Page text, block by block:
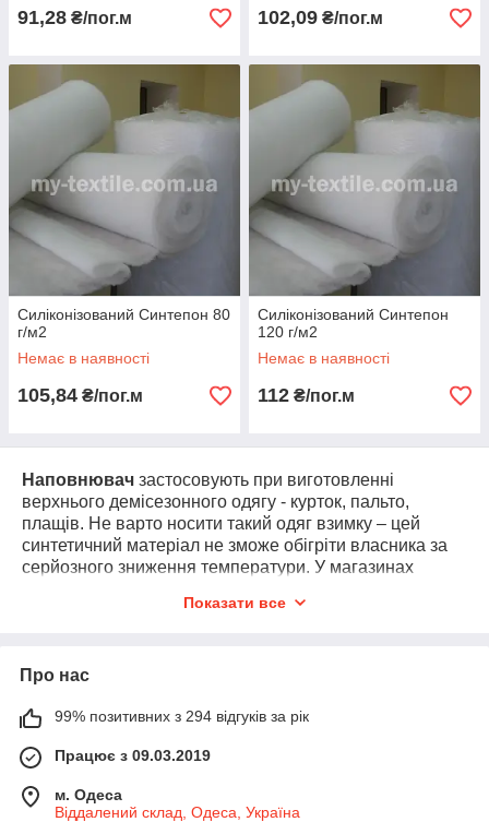
91,28 ₴/пог.м 102,09 ₴/пог.м
Силіконізований Синтепон 80
г/м2
Немає в наявності
105,84 ₴/пог.м
Силіконізований Синтепон
120 г/м2
Немає в наявності
112 ₴/пог.м
Наповнювач застосовують при виготовленні
верхнього демісезонного одягу - курток, пальто,
плащів. Не варто носити такий одяг взимку – цей
синтетичний матеріал не зможе обігріти власника за
серйозного зниження температури. У магазинах
пошиття виробів у домашніх умовах.
потрібно більш тонкий та легкий шар наповнювача,
який легко випрати, плюс важлива швидкість сушіння.
Також у продажу можна знайти утеплені синтепонові
підковдри, виготовлені з тканини з простібкою.
Наповнювач у них не збивається в грудки та зберігає
структуру. Така постільна білизна відрізняється вищою
ціною.
Показати все
Про нас
99% позитивних з 294 відгуків за рік
Працює з 09.03.2019
м. Одеса
Віддалений склад, Одеса, Україна